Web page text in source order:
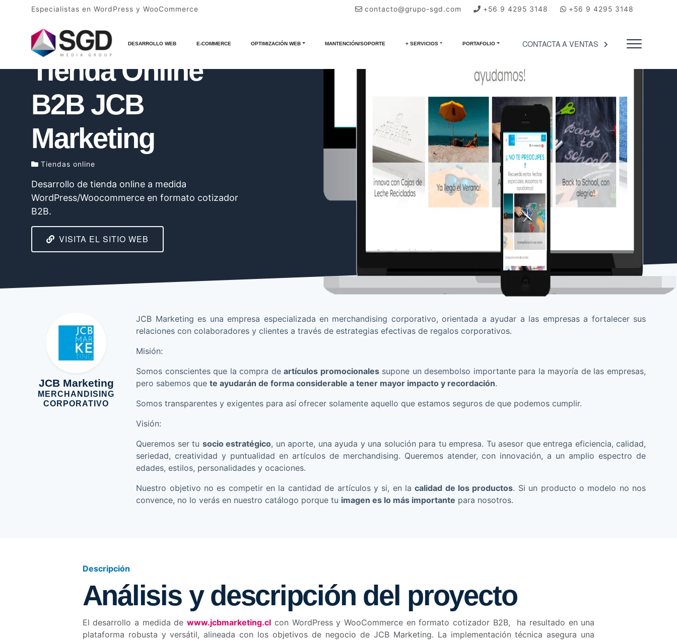
Especialistas en WordPress y WooCommerce contacto@grupo-sgd.com +56 9 4295 3148 +56 9 4295 3148
DESARROLLO WEB E-COMMERCE OPTIMIZACIÓN WEB MANTENCIÓN/SOPORTE + SERVICIOS PORTAFOLIO CONTACTA A VENTAS
InicioPortafolio Tiendas online
JCB Marketing
Tienda Online
B2B JCB
Marketing
Tiendas online
Desarrollo de tienda online a medida
WordPress/Woocommerce en formato cotizador
B2B.
VISITA EL SITIO WEB
JCB Marketing
MERCHANDISING
CORPORATIVO
JCB Marketing es una empresa especializada en merchandising corporativo, orientada a ayudar a las empresas a fortalecer sus
relaciones con colaboradores y clientes a través de estrategias efectivas de regalos corporativos.
Misión:
Somos conscientes que la compra deartículos promocionalessupone un desembolso importante para la mayoría de las empresas,
pero sabemos quete ayudarán de forma considerable a tener mayor impacto y recordación.
Somos transparentes y exigentes para así ofrecer solamente aquello que estamos seguros de que podemos cumplir.
Visión:
Queremos ser tu socio estratégico, un aporte, una ayuda y una solución para tu empresa. Tu asesor que entrega eficiencia, calidad,
seriedad, creatividad y puntualidad en artículos de merchandising. Queremos atender, con innovación, a un amplio espectro de
edades, estilos, personalidades y ocaciones.
Nuestro objetivo no es competir en la cantidad de artículos y si, en lacalidad de los productos. Si un producto o modelo no nos
convence, no lo verás en nuestro catálogo porque tu imagen es lo más importante para nosotros.
Descripción
Análisis y descripción del proyecto
El desarrollo a medida dewww.jcbmarketing.cl con WordPress y WooCommerce en formato cotizador B2B, ha resultado en una
plataforma robusta y versátil, alineada con los objetivos de negocio de JCB Marketing. La implementación técnica asegura una